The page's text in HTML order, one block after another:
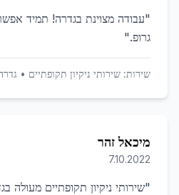
"עבודה מצוינת בגדרה! תמיד
גרופ."
שירות: שירותי ניקיון תקופתיים •
מיכאל זהר
7.10.2022
"שירותי ניקיון תקופתיים מעולה